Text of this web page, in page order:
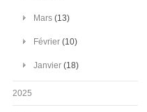
Mars (13)
Février (10)
Janvier (18)
2025